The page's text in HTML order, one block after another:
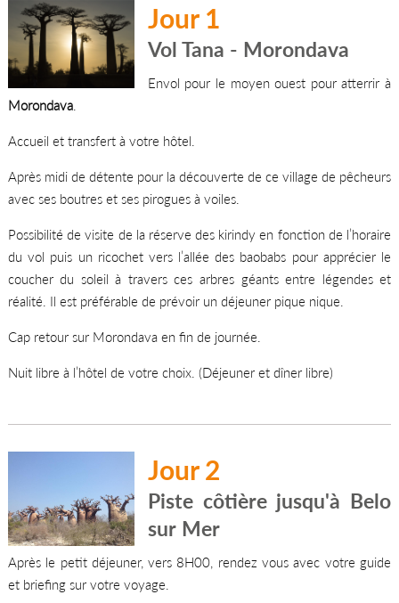
Jour 1
Vol Tana - Morondava
Envol pour le moyen ouest pour atterrir à
Morondava.
Accueil et transfert à votre hôtel.
Après midi de détente pour la découverte de ce village de pêcheurs
avec ses boutres et ses pirogues à voiles.
Possibilité de visite de la réserve des kirindy en fonction de l’horaire
du vol puis un ricochet vers l’allée des baobabs pour apprécier le
coucher du soleil à travers ces arbres géants entre légendes et
réalité. Il est préférable de prévoir un déjeuner pique nique.
Cap retour sur Morondava en fin de journée.
Nuit libre à l’hôtel de votre choix. (Déjeuner et dîner libre)
Jour 2
Piste côtière jusqu'à Belo
sur Mer
Après le petit déjeuner, vers 8H00, rendez vous avec votre guide
et briefing sur votre voyage.